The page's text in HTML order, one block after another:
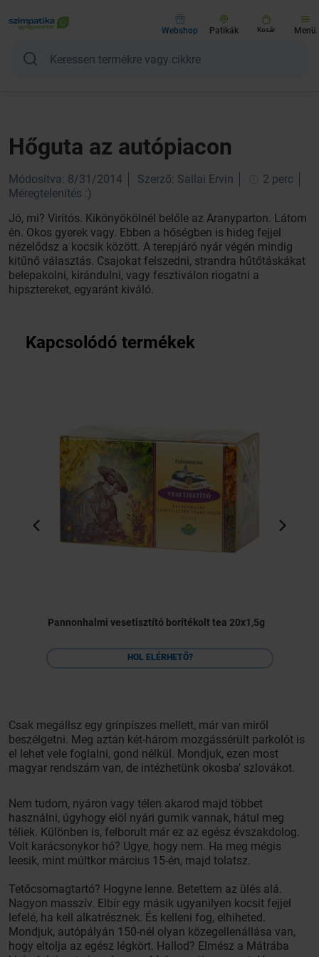
Webshop Patikák Kosár Menü
Hőguta az autópiacon
Módosítva: 8/31/2014 Szerző: Sallai Ervin
2 perc
Méregtelenítés :)
Jó, mi? Virítós. Kikönyökölnél belőle az Aranyparton. Látom
én. Okos gyerek vagy. Ebben a hőségben is hideg fejjel
nézelődsz a kocsik között. A terepjáró nyár végén mindig
kitűnő választás. Csajokat felszedni, strandra hűtőtáskákat
belepakolni, kirándulni, vagy fesztiválon riogatni a
hipsztereket, egyaránt kiváló.
Kapcsolódó termékek
Pannonhalmi vesetisztító borítékolt tea 20x1,5g
HOL ELÉRHETŐ?
Csak megállsz egy grínpíszes mellett, már van miről
beszélgetni. Meg aztán két-három mozgássérült parkolót is
el lehet vele foglalni, gond nélkül. Mondjuk, ezen most
magyar rendszám van, de intézhetünk okosba’ szlovákot.
Nem tudom, nyáron vagy télen akarod majd többet
használni, úgyhogy elöl nyári gumik vannak, hátul meg
téliek. Különben is, felborult már ez az egész évszakdolog.
Volt karácsonykor hó? Ugye, hogy nem. Ha meg mégis
leesik, mint múltkor március 15-én, majd tolatsz.
Tetőcsomagtartó? Hogyne lenne. Betettem az ülés alá.
Nagyon masszív. Elbír egy másik ugyanilyen kocsit fejjel
lefelé, ha kell alkatrésznek. És kelleni fog, elhiheted.
Mondjuk, autópályán 150-nél olyan közegellenállása van,
hogy eltolja az egész légkört. Hallod? Elmész a Mátrába